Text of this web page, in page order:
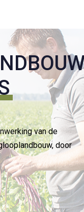
van de
door